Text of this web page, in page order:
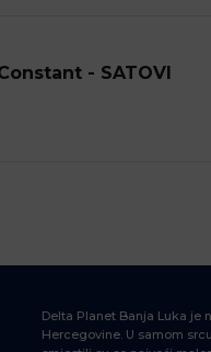
- SATOVI
Delta Planet Banja Luka je
Hercegovine. U samom